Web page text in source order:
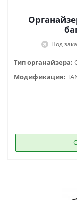
Под
Тип органайзера:
Модификация: